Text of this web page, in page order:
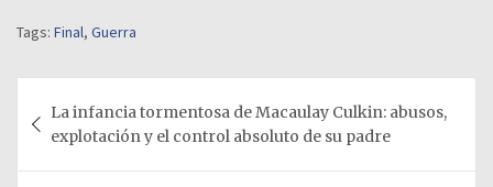
Tags: Final, Guerra
de
entradas
La infancia tormentosa de Macaulay Culkin: abusos,
explotación y el control absoluto de su padre